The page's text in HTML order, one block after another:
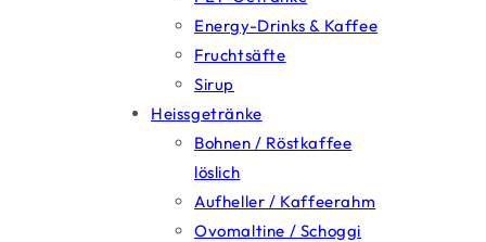
Energy-Drinks & Kaffee
Fruchtsäfte
Sirup
Heissgetränke
Bohnen / Röstkaffee
löslich
Aufheller / Kaffeerahm
Ovomaltine / Schoggi